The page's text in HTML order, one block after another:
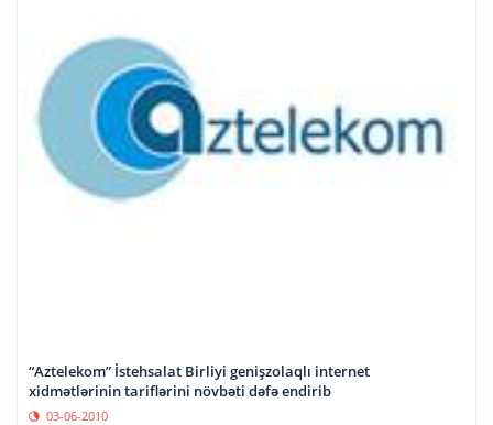
“Aztelekom” İstehsalat Birliyi genişzolaqlı internet
xidmətlərinin tariflərini növbəti dəfə endirib
03-06-2010